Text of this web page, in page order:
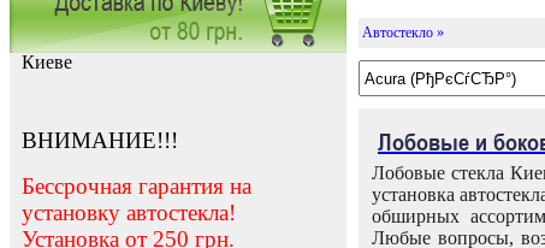
Заказать установку автостекла в
Киеве
ВНИМАНИЕ!!!
Бессрочная гарантия на
установку автостекла!
Установка от 250 грн.
Автостекло »
Лобовые и
Лобовые стекла
установка
обширных
Любые вопросы,